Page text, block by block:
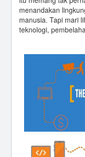
menandakan
manusia. Tapi mari
teknologi,